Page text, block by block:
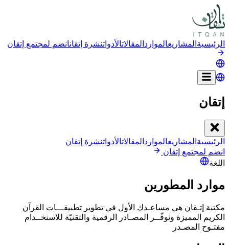
الرئيسية المشاريعالموارد المقالاتالأدواتنشرة إتقانانضم لمجتمع إتقان
إتقان
الرئيسية المشاريعالموارد المقالاتالأدواتنشرة إتقان
انضم لمجتمع إتقان
اللغة
موارد المطورين
مكتبة إتـقان هي مساعـدك الأول في تطوير تطبيقـــات القرآن
الكريم المميزة ونوفّــر المصـادر الرقمية والتقنيّة للاستخــدام
مفتـوح المصـدر